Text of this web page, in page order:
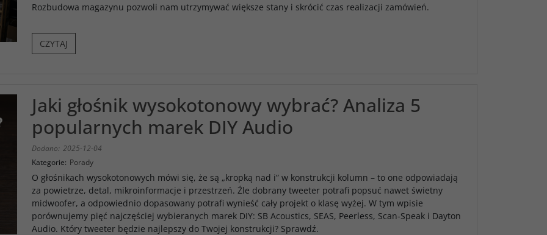
Rozbudowa magazynu pozwoli nam utrzymywać większe stany i skrócić czas realizacji zamówień.
CZYTAJ
Jaki głośnik wysokotonowy wybrać? Analiza 5
popularnych marek DIY Audio
Dodano: 2025-12-04
Kategorie: Porady
O głośnikach wysokotonowych mówi się, że są „kropką nad i” w konstrukcji kolumn – to one odpowiadają
za powietrze, detal, mikroinformacje i przestrzeń. Źle dobrany tweeter potrafi popsuć nawet świetny
midwoofer, a odpowiednio dopasowany potrafi wynieść cały projekt o klasę wyżej. W tym wpisie
porównujemy pięć najczęściej wybieranych marek DIY: SB Acoustics, SEAS, Peerless, Scan-Speak i Dayton
Audio. Który tweeter będzie najlepszy do Twojej konstrukcji? Sprawdź.